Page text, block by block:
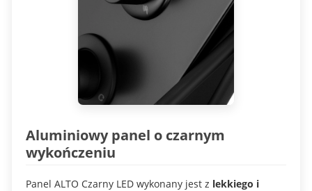
Aluminiowy panel o czarnym
wykończeniu
Panel ALTO Czarny LED wykonany jest z lekkiego i